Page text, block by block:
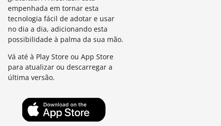
empenhada em tornar esta
tecnologia fácil de adotar e usar
no dia a dia, adicionando esta
possibilidade à palma da sua mão.
Vá até à Play Store ou App Store
para atualizar ou descarregar a
última versão.